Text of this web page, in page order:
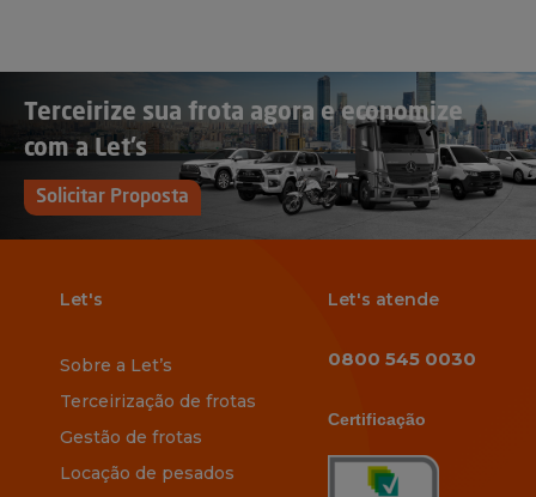
Terceirize sua frota agora e economize
com a Let’s
Solicitar Proposta
Let's
Sobre a Let’s
Terceirização de frotas
Gestão de frotas
Locação de pesados
Let's atende
0800 545 0030
Certificação